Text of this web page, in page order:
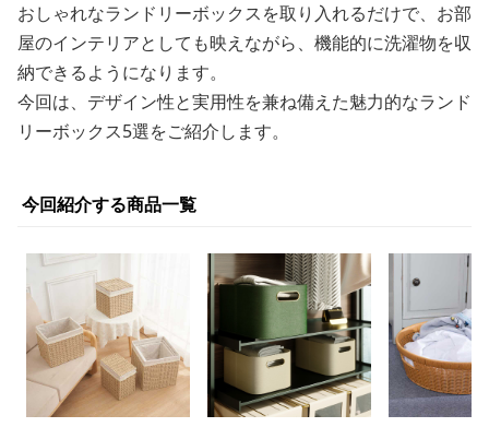
おしゃれなランドリーボックスを取り入れるだけで、お部
屋のインテリアとしても映えながら、機能的に洗濯物を収
納できるようになります。
今回は、デザイン性と実用性を兼ね備えた魅力的なランド
リーボックス5選をご紹介します。
今回紹介する商品一覧